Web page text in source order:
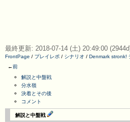
最終更新: 2018-07-14 (土) 20:49:00
FrontPage / プレイレポ / シナリオ / Denmark stronk!
←前
解説と中盤戦
分水嶺
決着とその後
コメント
解説と中盤戦